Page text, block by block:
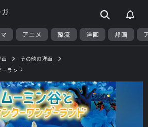
アニメ 韓流 洋画 邦画
画
その他の洋画
ランド